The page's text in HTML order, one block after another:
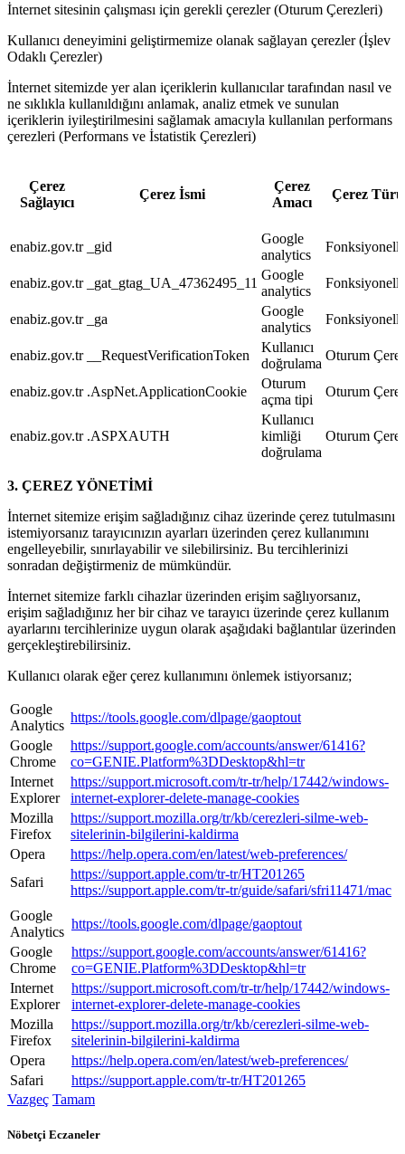
İnternet sitesinin çalışması için gerekli çerezler (Oturum Çerezleri)
Kullanıcı deneyimini geliştirmemize olanak sağlayan çerezler (İşlev
Odaklı Çerezler)
İnternet sitemizde yer alan içeriklerin kullanıcılar tarafından nasıl ve
ne sıklıkla kullanıldığını anlamak, analiz etmek ve sunulan
içeriklerin iyileştirilmesini sağlamak amacıyla kullanılan performans
çerezleri (Performans ve İstatistik Çerezleri)
Çerez
Sağlayıcı
Çerez İsmi
Çerez
Amacı
Çerez Türü
enabiz.gov.tr _gid
Google
analytics
enabiz.gov.tr _gat_gtag_UA_47362495_11
Google
analytics
enabiz.gov.tr _ga
Google
analytics
enabiz.gov.tr __RequestVerificationToken
Kullanıcı
doğrulama
Oturum
enabiz.gov.tr .AspNet.ApplicationCookie
Oturum
açma tipi
Oturum
enabiz.gov.tr .ASPXAUTH
Kullanıcı
kimliği
doğrulama
Oturum
3. ÇEREZ YÖNETİMİ
İnternet sitemize erişim sağladığınız cihaz üzerinde çerez tutulmasını
istemiyorsanız tarayıcınızın ayarları üzerinden çerez kullanımını
engelleyebilir, sınırlayabilir ve silebilirsiniz. Bu tercihlerinizi
sonradan değiştirmeniz de mümkündür.
İnternet sitemize farklı cihazlar üzerinden erişim sağlıyorsanız,
erişim sağladığınız her bir cihaz ve tarayıcı üzerinde çerez kullanım
ayarlarını tercihlerinize uygun olarak aşağıdaki bağlantılar üzerinden
gerçekleştirebilirsiniz.
Kullanıcı olarak eğer çerez kullanımını önlemek istiyorsanız;
Google
Analytics
https://tools.google.com/dlpage/gaoptout
Google
Chrome
https://support.google.com/accounts/answer/61416?
co=GENIE.Platform%3DDesktop&hl=tr
Internet
Explorer
https://support.microsoft.com/tr-tr/help/17442/windows-
internet-explorer-delete-manage-cookies
Mozilla
Firefox
https://support.mozilla.org/tr/kb/cerezleri-silme-web-
sitelerinin-bilgilerini-kaldirma
Opera
https://help.opera.com/en/latest/web-preferences/
Safari
https://support.apple.com/tr-tr/HT201265
https://support.apple.com/tr-tr/guide/safari/sfri11471/mac
Google
Analytics
https://tools.google.com/dlpage/gaoptout
Google
Chrome
https://support.google.com/accounts/answer/61416?
co=GENIE.Platform%3DDesktop&hl=tr
Internet
Explorer
https://support.microsoft.com/tr-tr/help/17442/windows-
internet-explorer-delete-manage-cookies
Mozilla
Firefox
https://support.mozilla.org/tr/kb/cerezleri-silme-web-
sitelerinin-bilgilerini-kaldirma
Opera
https://help.opera.com/en/latest/web-preferences/
Safari
https://support.apple.com/tr-tr/HT201265
Vazgeç Tamam
Nöbetçi Eczaneler